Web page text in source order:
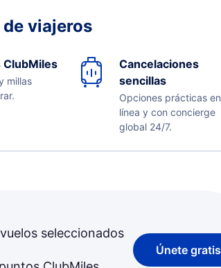
viajeros
ClubMiles
millas
Cancelaciones
sencillas
Opciones prácticas en
línea y con concierge
global 24/7.
seleccionados
Únete gratis